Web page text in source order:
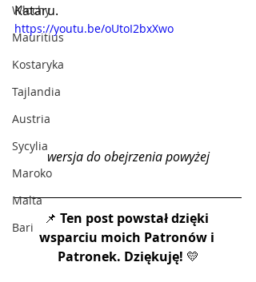
Włochy
Mauritius
Kostaryka
Tajlandia
Austria
Sycylia
Maroko
Malta
Bari
Kataru.
https://youtu.be/oUtoI2bxXwo
wersja do obejrzenia powyżej
📌 Ten post powstał dzięki
wsparciu moich Patronów i
Patronek. Dziękuję! 💛